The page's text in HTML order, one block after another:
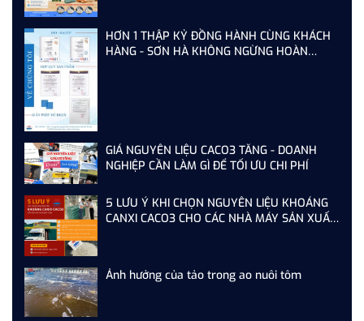
HƠN 1 THẬP KỶ ĐỒNG HÀNH CÙNG KHÁCH
HÀNG - SƠN HÀ KHÔNG NGỪNG HOÀN
GIÁ NGUYÊN LIỆU CACO3 TĂNG - DOANH
NGHIỆP CẦN LÀM GÌ ĐỂ TỐI ƯU CHI PHÍ
5 LƯU Ý KHI CHỌN NGUYÊN LIỆU KHOÁNG
CANXI CACO3 CHO CÁC NHÀ MÁY SẢN XUẤT
Ảnh hưởng của tảo trong ao nuôi tôm